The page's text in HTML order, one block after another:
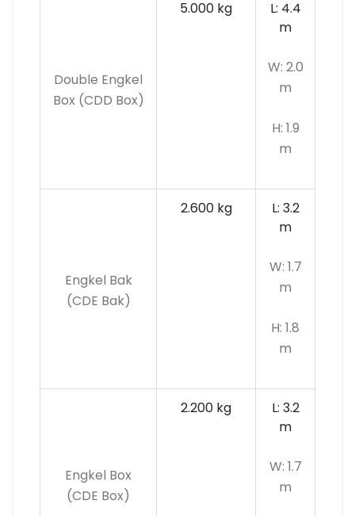
Double Engkel
Box (CDD Box)
5.000 kg
L: 4.4
m
W: 2.0
m
H: 1.9
m
Engkel Bak
(CDE Bak)
2.600 kg
L: 3.2
m
W: 1.7
m
H: 1.8
m
Engkel Box
(CDE Box)
2.200 kg
L: 3.2
m
W: 1.7
m